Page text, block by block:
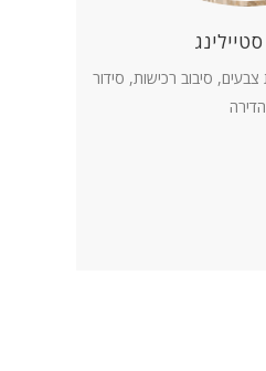
סיבוב רכישות, סידור
הדירה